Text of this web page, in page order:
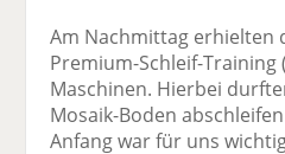
Am Nachmittag erhielten
Premium-Schleif-Training
Maschinen. Hierbei
Mosaik-Boden
Anfang war für uns